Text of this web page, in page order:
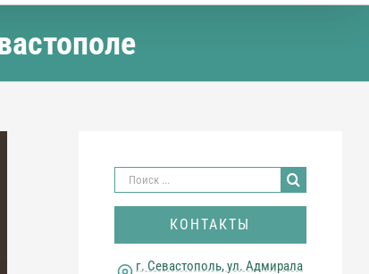
Результат
поиска:
КОНТАКТЫ
г. Севастополь, ул. Адмирала